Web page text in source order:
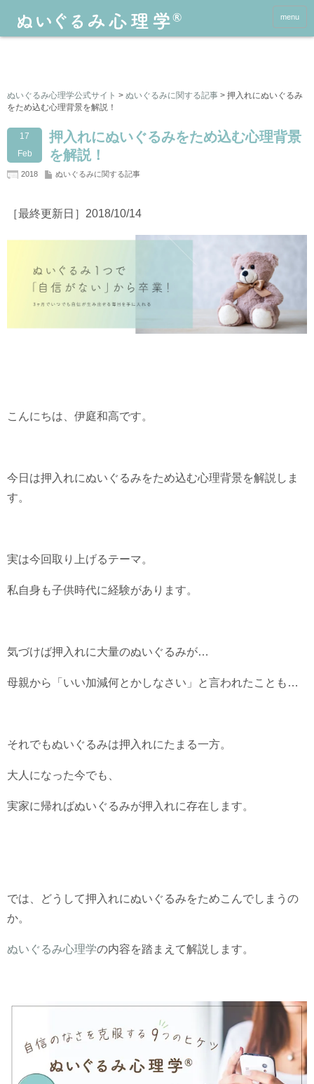
menu
ぬいぐるみ心理学公式サイト > ぬいぐるみに関する記事 > 押入れにぬいぐるみ
をため込む心理背景を解説！
17
Feb
押入れにぬいぐるみをため込む心理背景
を解説！
2018 ぬいぐるみに関する記事
［最終更新日］2018/10/14
こんにちは、伊庭和高です。
今日は押入れにぬいぐるみをため込む心理背景を解説しま
す。
実は今回取り上げるテーマ。
私自身も子供時代に経験があります。
気づけば押入れに大量のぬいぐるみが…
母親から「いい加減何とかしなさい」と言われたことも…
それでもぬいぐるみは押入れにたまる一方。
大人になった今でも、
実家に帰ればぬいぐるみが押入れに存在します。
では、どうして押入れにぬいぐるみをためこんでしまうの
か。
ぬいぐるみ心理学の内容を踏まえて解説します。